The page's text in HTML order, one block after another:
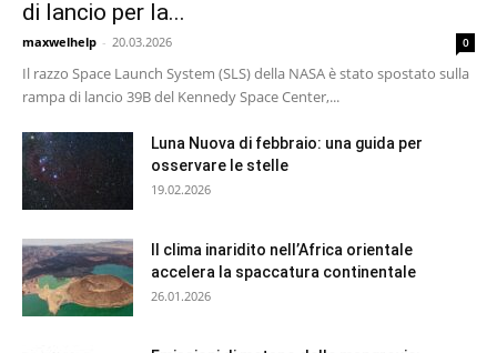
di lancio per la...
maxwelhelp - 20.03.2026 0
Il razzo Space Launch System (SLS) della NASA è stato spostato sulla
rampa di lancio 39B del Kennedy Space Center,...
Luna Nuova di febbraio: una guida per
osservare le stelle
19.02.2026
Il clima inaridito nell’Africa orientale
accelera la spaccatura continentale
26.01.2026